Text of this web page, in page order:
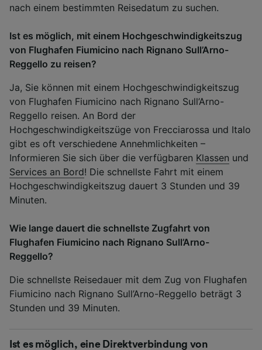
nach einem bestimmten Reisedatum zu suchen.
Ist es möglich, mit einem Hochgeschwindigkeitszug
von Flughafen Fiumicino nach Rignano Sull’Arno-
Reggello zu reisen?
Ja, Sie können mit einem Hochgeschwindigkeitszug
von Flughafen Fiumicino nach Rignano Sull’Arno-
Reggello reisen. An Bord der
Hochgeschwindigkeitszüge von Frecciarossa und Italo
gibt es oft verschiedene Annehmlichkeiten –
Informieren Sie sich über die verfügbaren Klassen und
Services an Bord! Die schnellste Fahrt mit einem
Hochgeschwindigkeitszug dauert 3 Stunden und 39
Minuten.
Wie lange dauert die schnellste Zugfahrt von
Flughafen Fiumicino nach Rignano Sull’Arno-
Reggello?
Die schnellste Reisedauer mit dem Zug von Flughafen
Fiumicino nach Rignano Sull’Arno-Reggello beträgt 3
Stunden und 39 Minuten.
Ist es möglich, eine Direktverbindung von